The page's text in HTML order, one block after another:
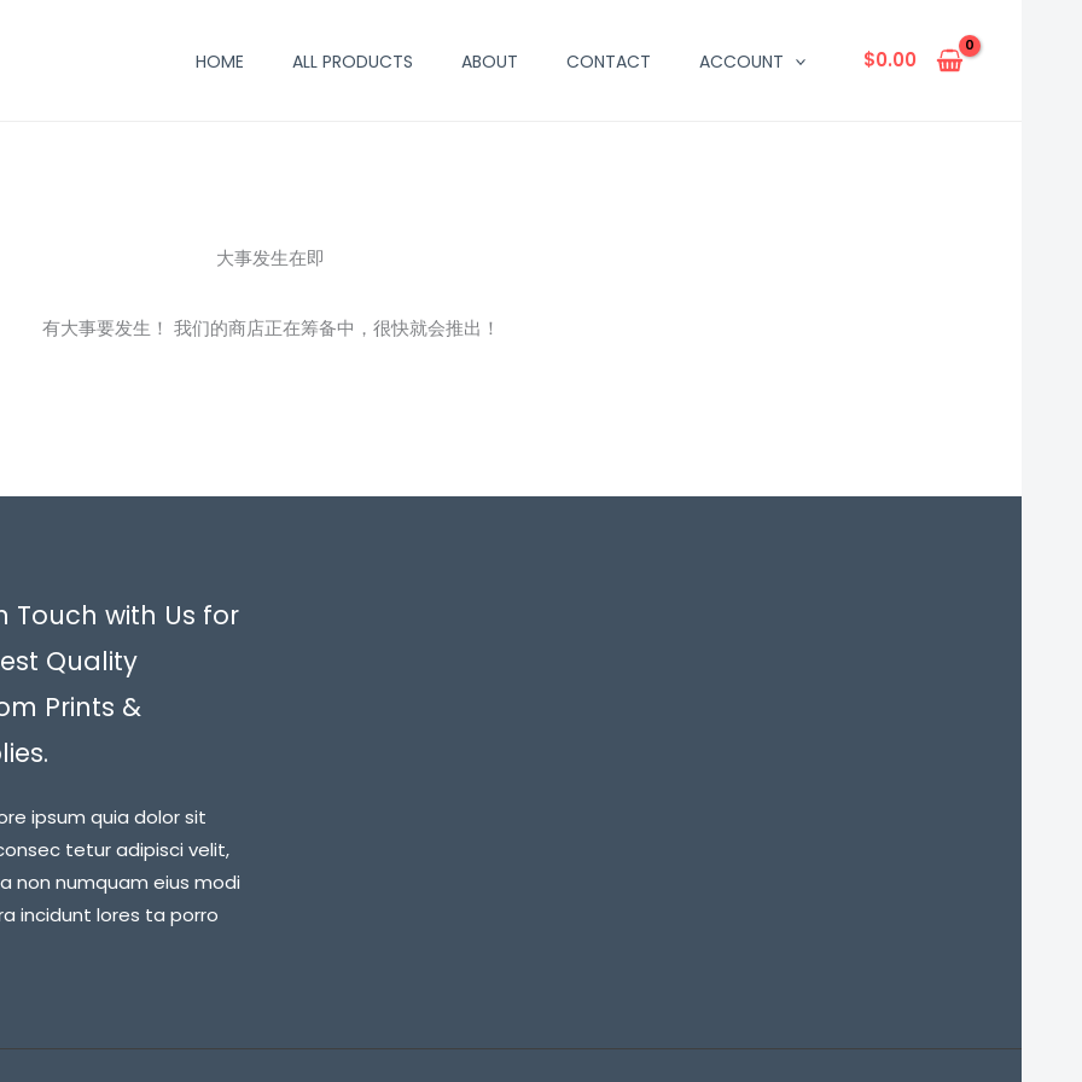
HOME ALL PRODUCTS ABOUT CONTACT ACCOUNT $0.00
大事发生在即
有大事要发生！ 我们的商店正在筹备中，很快就会推出！
Touch with Us for
Quality
Prints &
ipsum quia dolor sit
tetur adipisci velit,
non numquam eius modi
incidunt lores ta porro